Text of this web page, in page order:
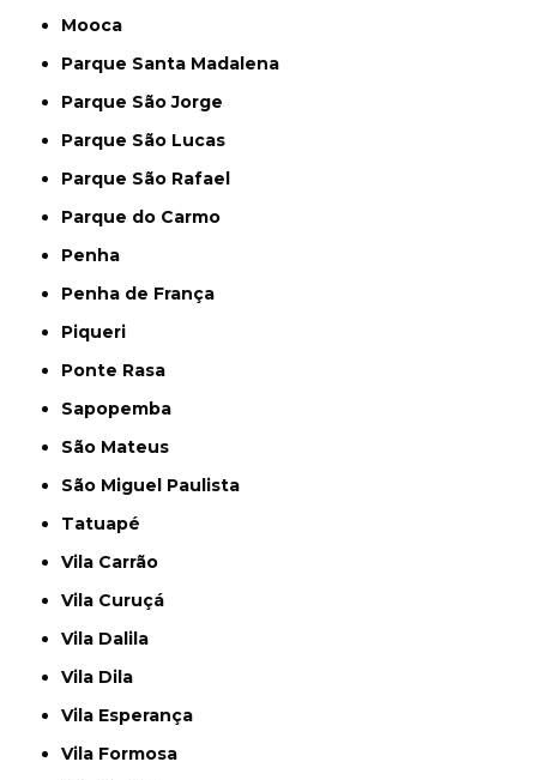
Mooca
Parque Santa Madalena
Parque São Jorge
Parque São Lucas
Parque São Rafael
Parque do Carmo
Penha
Penha de França
Piqueri
Ponte Rasa
Sapopemba
São Mateus
São Miguel Paulista
Tatuapé
Vila Carrão
Vila Curuçá
Vila Dalila
Vila Dila
Vila Esperança
Vila Formosa